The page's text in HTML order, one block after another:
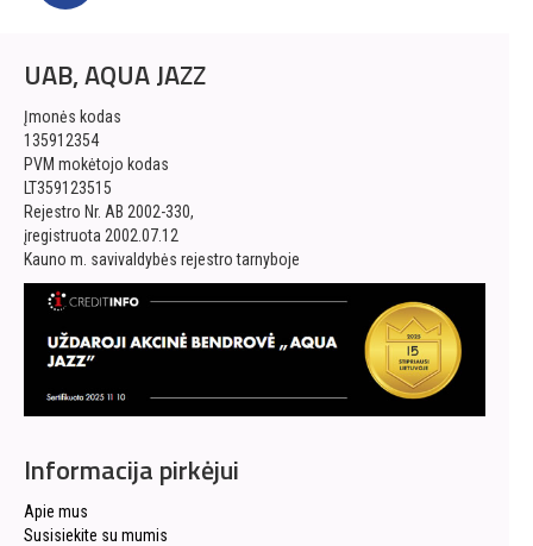
UAB, AQUA JAZZ
Įmonės kodas
135912354
PVM mokėtojo kodas
LT359123515
Rejestro Nr. AB 2002-330,
įregistruota 2002.07.12
Kauno m. savivaldybės rejestro tarnyboje
Informacija pirkėjui
Apie mus
Susisiekite su mumis